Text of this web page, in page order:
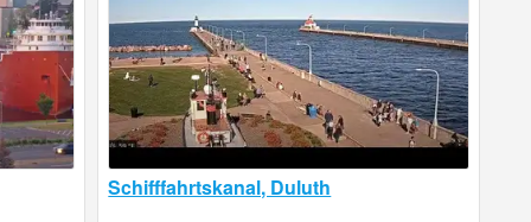
Schifffahrtskanal, Duluth